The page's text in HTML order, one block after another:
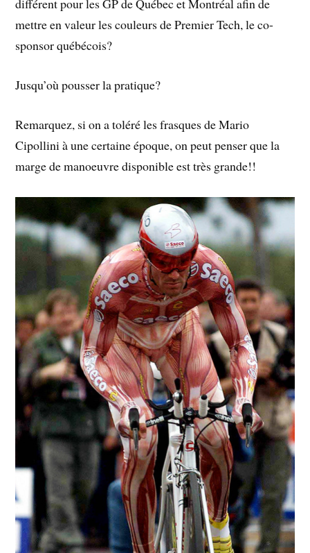
différent pour les GP de Québec et Montréal afin de
mettre en valeur les couleurs de Premier Tech, le co-
sponsor québécois?
Jusqu’où pousser la pratique?
Remarquez, si on a toléré les frasques de Mario
Cipollini à une certaine époque, on peut penser que la
marge de manoeuvre disponible est très grande!!